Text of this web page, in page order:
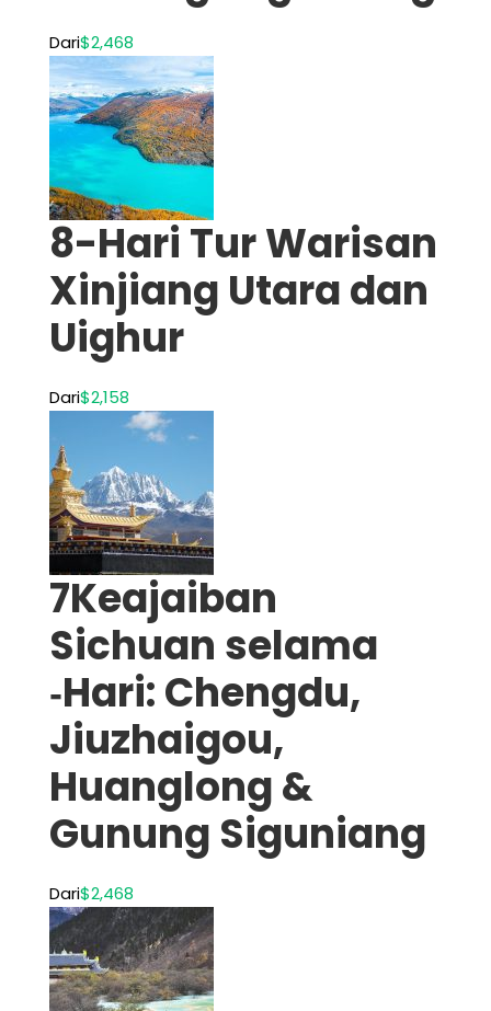
Dari$2,468
8-Hari Tur Warisan
Xinjiang Utara dan
Uighur
Dari$2,158
7Keajaiban
Sichuan selama
‑Hari: Chengdu,
Jiuzhaigou,
Huanglong &
Gunung Siguniang
Dari$2,468